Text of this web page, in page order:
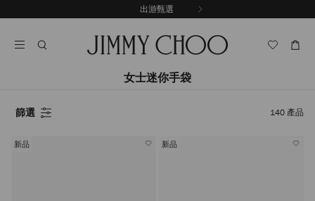
至
出游甄選
女士迷你手袋
篩選 140 產品
新品 新品